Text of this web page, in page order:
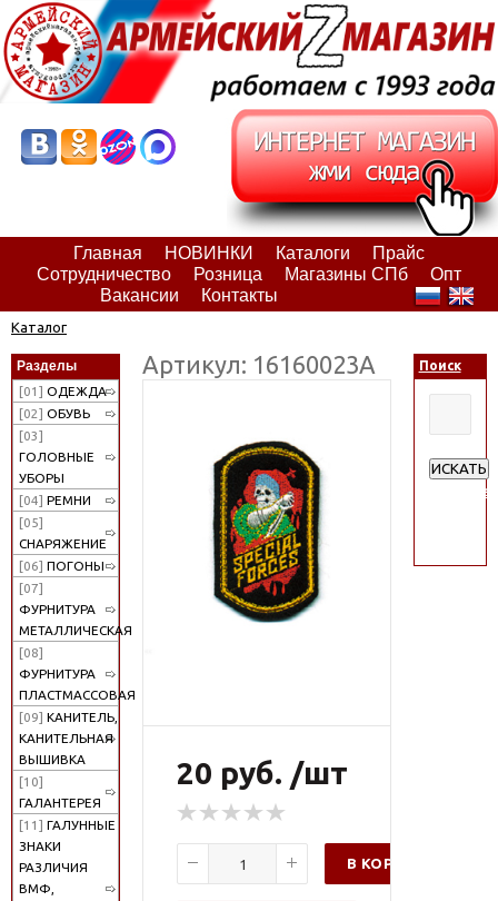
Главная НОВИНКИ Каталоги
Прайс
Сотрудничество
Розница Магазины СПб
Опт
Вакансии
Контакты
Каталог
Разделы
[01] ОДЕЖДА
[02] ОБУВЬ
[03]
ГОЛОВНЫЕ
УБОРЫ
[04] РЕМНИ
[05]
СНАРЯЖЕНИЕ
[06] ПОГОНЫ
[07]
ФУРНИТУРА
МЕТАЛЛИЧЕСКАЯ
[08]
ФУРНИТУРА
ПЛАСТМАССОВАЯ
[09] КАНИТЕЛЬ,
КАНИТЕЛЬНАЯ
ВЫШИВКА
[10]
ГАЛАНТЕРЕЯ
[11] ГАЛУННЫЕ
ЗНАКИ
РАЗЛИЧИЯ
ВМФ,
Артикул: 16160023А
20 руб. /шт
В КОРЗИНУ
Поиск
ИСКАТЬ